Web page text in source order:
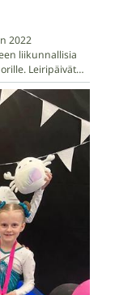
2022
liikunnallisia
Leiripäivät…